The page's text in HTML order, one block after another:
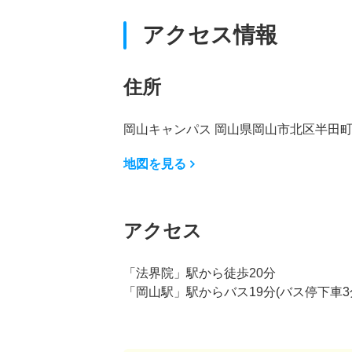
アクセス情報
住所
岡山キャンパス 岡山県岡山市北区半田
地図を見る
アクセス
「法界院」駅から徒歩20分
「岡山駅」駅からバス19分(バス停下車